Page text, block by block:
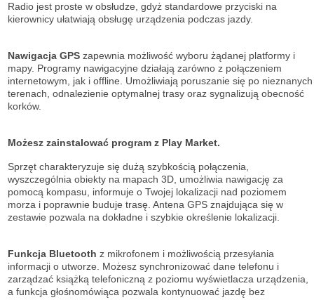
Radio jest proste w obsłudze, gdyż standardowe przyciski na
kierownicy ułatwiają obsługę urządzenia podczas jazdy.
Nawigacja GPS zapewnia możliwość wyboru żądanej platformy i
mapy. Programy nawigacyjne działają zarówno z połączeniem
internetowym, jak i offline. Umożliwiają poruszanie się po nieznanych
terenach, odnalezienie optymalnej trasy oraz sygnalizują obecność
korków.
Możesz zainstalować program z Play Market.
Sprzęt charakteryzuje się dużą szybkością połączenia,
wyszczególnia obiekty na mapach 3D, umożliwia nawigację za
pomocą kompasu, informuje o Twojej lokalizacji nad poziomem
morza i poprawnie buduje trasę. Antena GPS znajdująca się w
zestawie pozwala na dokładne i szybkie określenie lokalizacji.
Funkcja Bluetooth z mikrofonem i możliwością przesyłania
informacji o utworze. Możesz synchronizować dane telefonu i
zarządzać książką telefoniczną z poziomu wyświetlacza urządzenia,
a funkcja głośnomówiąca pozwala kontynuować jazdę bez